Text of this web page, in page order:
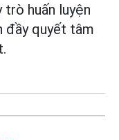
huấn luyện
đầy quyết tâm